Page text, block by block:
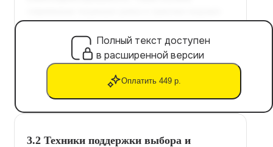
Полный текст доступен
в расширенной версии
Оплатить 449 р.
3.2 Техники поддержки выбора и